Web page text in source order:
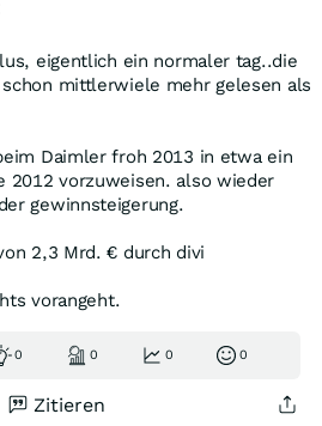
eigentlich ein normaler tag..die
mittlerwiele mehr gelesen als
Daimler froh 2013 in etwa ein
2012 vorzuweisen. also wieder
gewinnsteigerung.
2,3 Mrd. € durch divi
vorangeht.
0 0 0 0
Zitieren